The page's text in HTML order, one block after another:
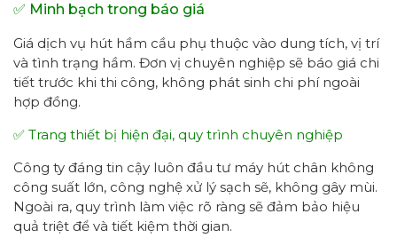
✅ Minh bạch trong báo giá
Giá dịch vụ hút hầm cầu phụ thuộc vào dung tích, vị trí
và tình trạng hầm. Đơn vị chuyên nghiệp sẽ báo giá chi
tiết trước khi thi công, không phát sinh chi phí ngoài
hợp đồng.
✅ Trang thiết bị hiện đại, quy trình chuyên nghiệp
Công ty đáng tin cậy luôn đầu tư máy hút chân không
công suất lớn, công nghệ xử lý sạch sẽ, không gây mùi.
Ngoài ra, quy trình làm việc rõ ràng sẽ đảm bảo hiệu
quả triệt để và tiết kiệm thời gian.